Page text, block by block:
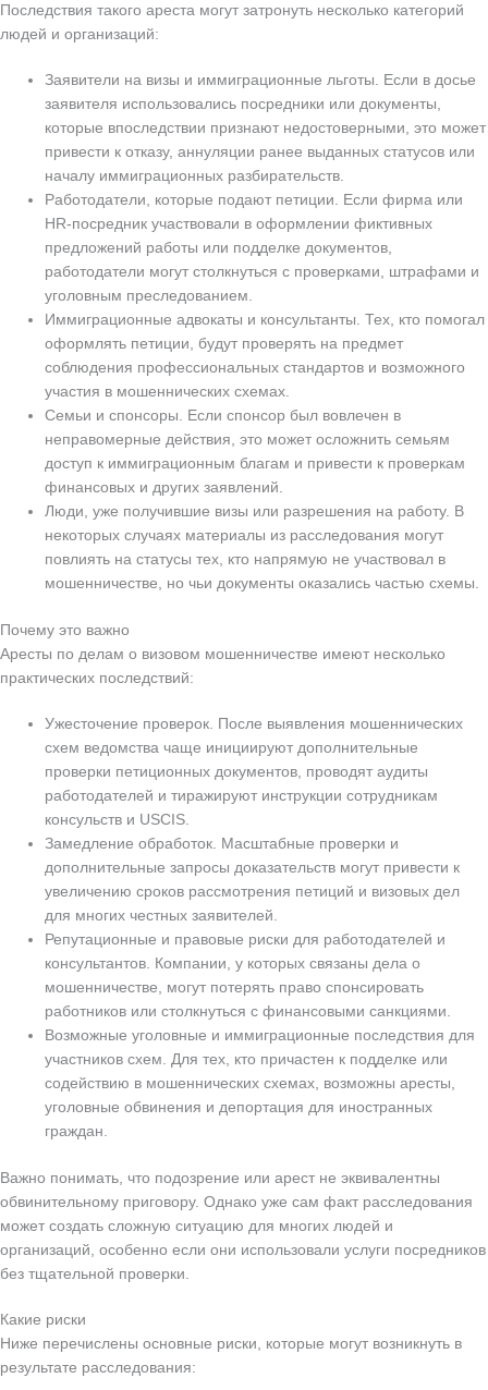
Последствия такого ареста могут затронуть несколько категорий
людей и организаций:
Заявители на визы и иммиграционные льготы. Если в досье
заявителя использовались посредники или документы,
которые впоследствии признают недостоверными, это может
привести к отказу, аннуляции ранее выданных статусов или
началу иммиграционных разбирательств.
Работодатели, которые подают петиции. Если фирма или
HR-посредник участвовали в оформлении фиктивных
предложений работы или подделке документов,
работодатели могут столкнуться с проверками, штрафами и
уголовным преследованием.
Иммиграционные адвокаты и консультанты. Тех, кто помогал
оформлять петиции, будут проверять на предмет
соблюдения профессиональных стандартов и возможного
участия в мошеннических схемах.
Семьи и спонсоры. Если спонсор был вовлечен в
неправомерные действия, это может осложнить семьям
доступ к иммиграционным благам и привести к проверкам
финансовых и других заявлений.
Люди, уже получившие визы или разрешения на работу. В
некоторых случаях материалы из расследования могут
повлиять на статусы тех, кто напрямую не участвовал в
мошенничестве, но чьи документы оказались частью схемы.
Почему это важно
Аресты по делам о визовом мошенничестве имеют несколько
практических последствий:
Ужесточение проверок. После выявления мошеннических
схем ведомства чаще инициируют дополнительные
проверки петиционных документов, проводят аудиты
работодателей и тиражируют инструкции сотрудникам
консульств и USCIS.
Замедление обработок. Масштабные проверки и
дополнительные запросы доказательств могут привести к
увеличению сроков рассмотрения петиций и визовых дел
для многих честных заявителей.
Репутационные и правовые риски для работодателей и
консультантов. Компании, у которых связаны дела о
мошенничестве, могут потерять право спонсировать
работников или столкнуться с финансовыми санкциями.
Возможные уголовные и иммиграционные последствия для
участников схем. Для тех, кто причастен к подделке или
содействию в мошеннических схемах, возможны аресты,
уголовные обвинения и депортация для иностранных
граждан.
Важно понимать, что подозрение или арест не эквивалентны
обвинительному приговору. Однако уже сам факт расследования
может создать сложную ситуацию для многих людей и
организаций, особенно если они использовали услуги посредников
без тщательной проверки.
Какие риски
Ниже перечислены основные риски, которые могут возникнуть в
результате расследования: